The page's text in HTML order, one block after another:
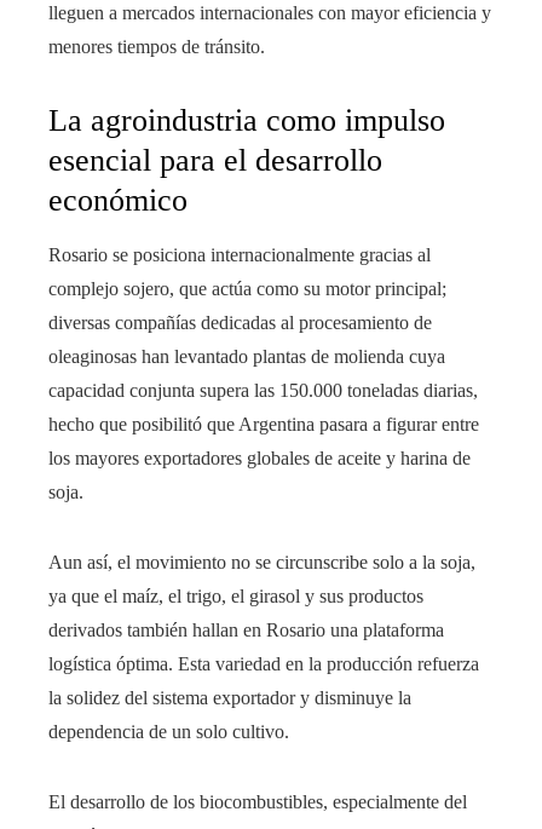
lleguen a mercados internacionales con mayor eficiencia y
menores tiempos de tránsito.
La agroindustria como impulso
esencial para el desarrollo
económico
Rosario se posiciona internacionalmente gracias al
complejo sojero, que actúa como su motor principal;
diversas compañías dedicadas al procesamiento de
oleaginosas han levantado plantas de molienda cuya
capacidad conjunta supera las 150.000 toneladas diarias,
hecho que posibilitó que Argentina pasara a figurar entre
los mayores exportadores globales de aceite y harina de
soja.
Aun así, el movimiento no se circunscribe solo a la soja,
ya que el maíz, el trigo, el girasol y sus productos
derivados también hallan en Rosario una plataforma
logística óptima. Esta variedad en la producción refuerza
la solidez del sistema exportador y disminuye la
dependencia de un solo cultivo.
El desarrollo de los biocombustibles, especialmente del